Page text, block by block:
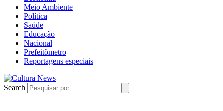
Meio Ambiente
Política
Saúde
Educação
Nacional
Prefeitômetro
Reportagens especiais
Search